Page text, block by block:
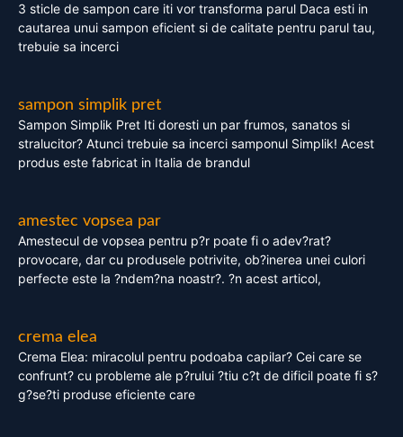
3 sticle de sampon care iti vor transforma parul Daca esti in
cautarea unui sampon eficient si de calitate pentru parul tau,
trebuie sa incerci
sampon simplik pret
Sampon Simplik Pret Iti doresti un par frumos, sanatos si
stralucitor? Atunci trebuie sa incerci samponul Simplik! Acest
produs este fabricat in Italia de brandul
amestec vopsea par
Amestecul de vopsea pentru p?r poate fi o adev?rat?
provocare, dar cu produsele potrivite, ob?inerea unei culori
perfecte este la ?ndem?na noastr?. ?n acest articol,
crema elea
Crema Elea: miracolul pentru podoaba capilar? Cei care se
confrunt? cu probleme ale p?rului ?tiu c?t de dificil poate fi s?
g?se?ti produse eficiente care